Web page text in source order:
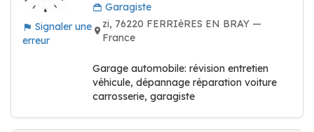
Signaler une
erreur
Garagiste
zi, 76220 FERRIèRES EN BRAY —
France
Garage automobile: révision entretien
véhicule, dépannage réparation voiture
carrosserie, garagiste